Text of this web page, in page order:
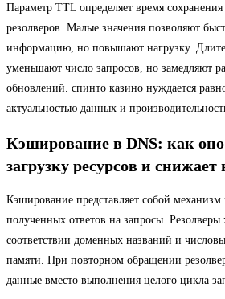
Параметр TTL определяет время
резолверов. Малые значения позволяют
информацию, но повышают нагрузку.
уменьшают число запросов, но замедляют
обновлений. спинто казино нуждается
актуальностью данных и
Кэширование в DNS: как оно
загрузку ресурсов и снижает
Кэширование представляет собой
полученных ответов на запросы. Резолверы
соответствии доменных названий и
памяти. При повторном обращении
данные вместо выполнения целого цикла